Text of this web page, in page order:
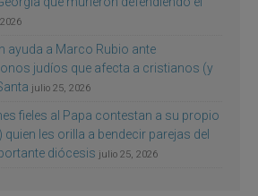
ayuda a Marco Rubio ante
judíos que afecta a cristianos (y
julio 25, 2026
fieles al Papa contestan a su propio
les orilla a bendecir parejas del
diócesis julio 25, 2026